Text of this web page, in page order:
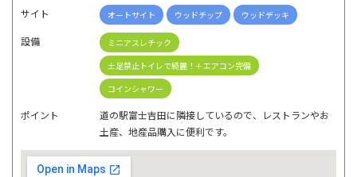
サイト
オートサイト ウッドチップ ウッドデッキ
設備
ミニアスレチック
土足禁止トイレで綺麗！＋エアコン完備
コインシャワー
ポイント
道の駅富士吉田に隣接しているので、レストランやお
土産、地産品購入に便利です。